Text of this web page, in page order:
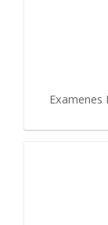
Examenes